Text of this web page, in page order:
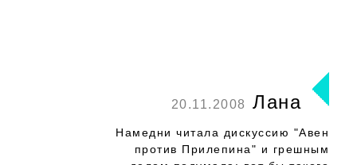
20.11.2008 Лана
Намедни читала дискуссию "Авен
против Прилепина" и грешным